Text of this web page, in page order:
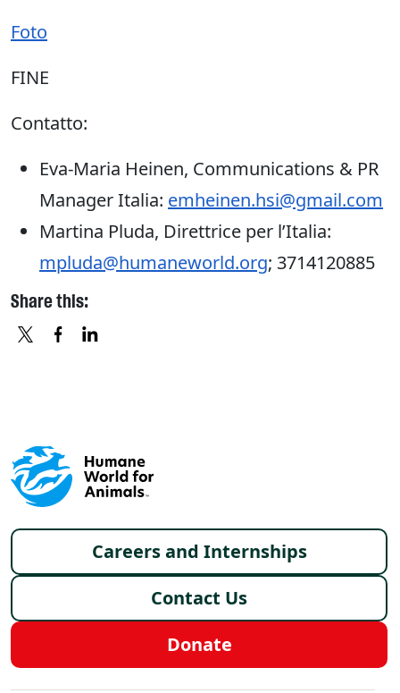
Foto
FINE
Contatto:
Eva-Maria Heinen, Communications & PR
Manager Italia: emheinen.hsi@gmail.com
Martina Pluda, Direttrice per l’Italia:
mpluda@humaneworld.org; 3714120885
Share this:
Footer menu
Careers and Internships
Contact Us
Donate